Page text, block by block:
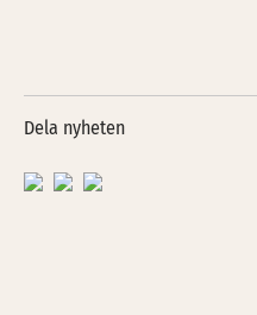
Dela nyheten